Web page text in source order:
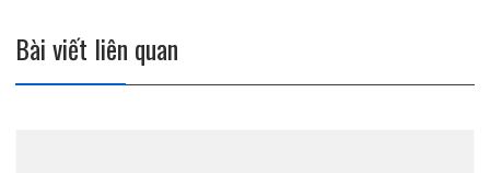
Bài viết liên quan